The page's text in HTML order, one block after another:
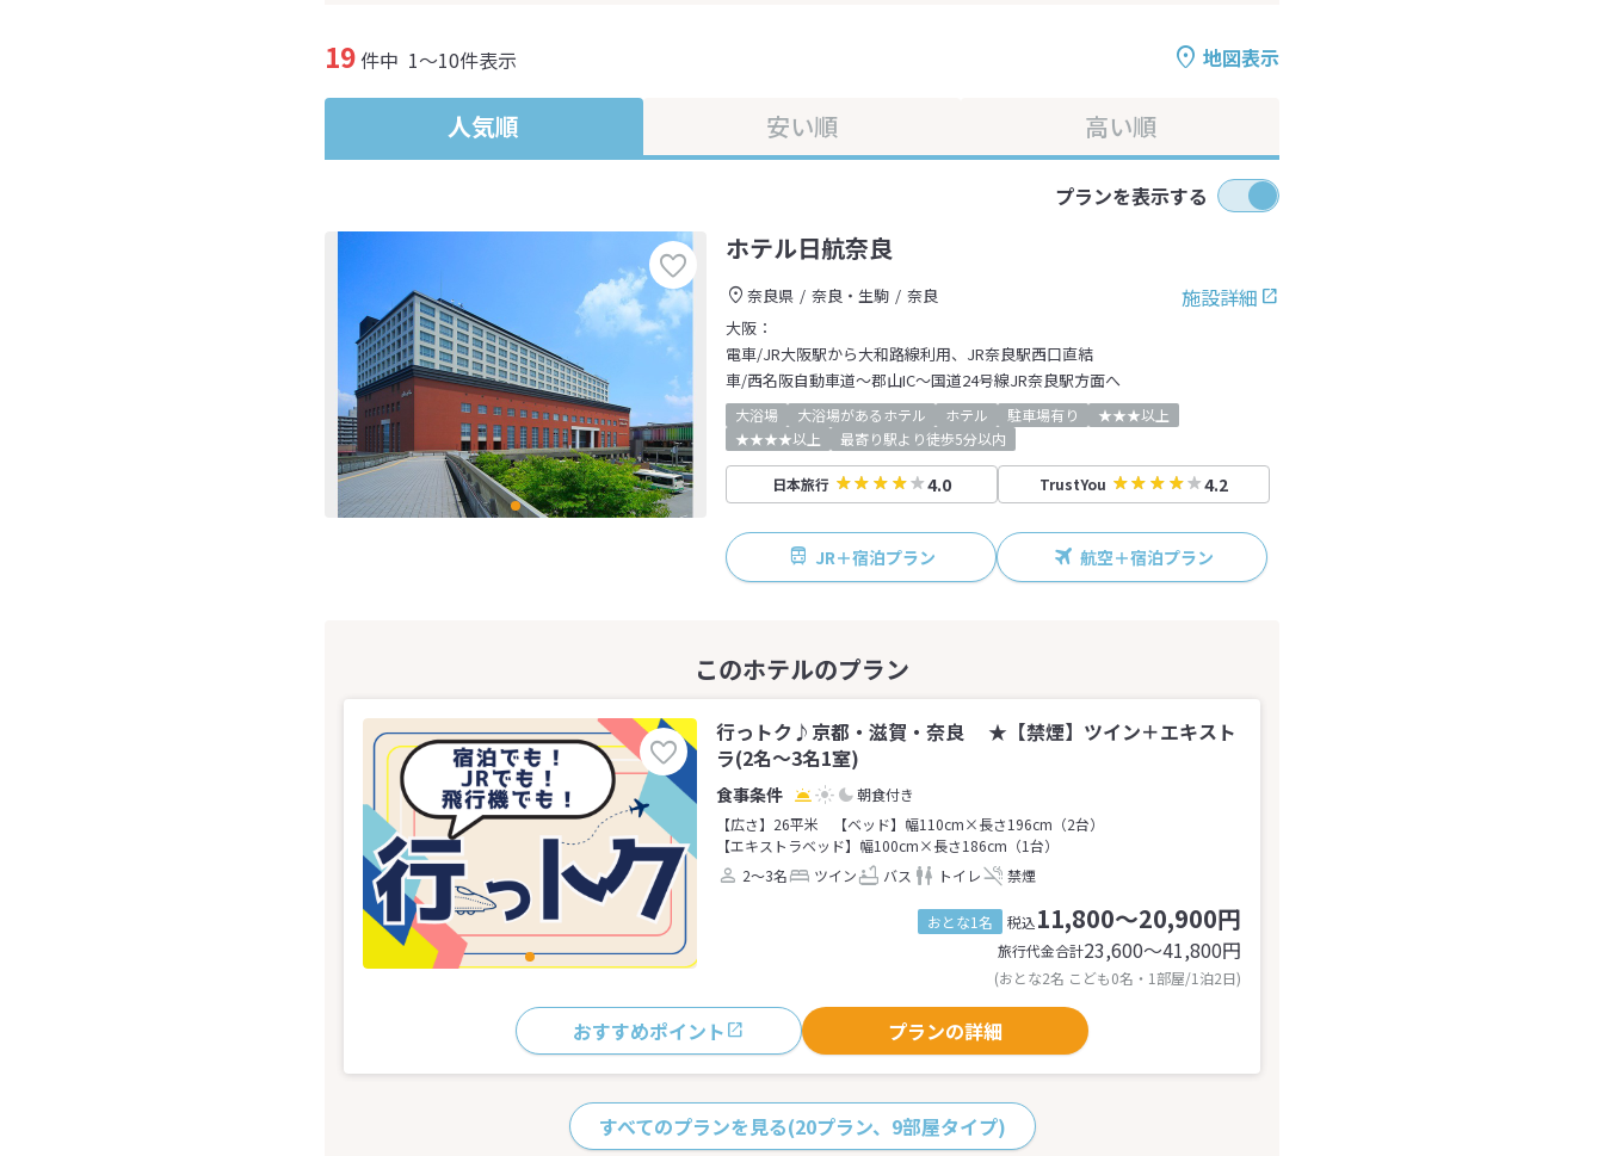
地図表示
19件中 1～10件表示
人気順 安い順 高い順
プランを表示する
ホテル日航奈良
施設詳細
奈良県 奈良・生駒
奈良
大阪：
電車/JR大阪駅から大和路線利用、JR奈良駅西口直結
車/西名阪自動車道～郡山IC～国道24号線JR奈良駅方面へ
大浴場 大浴場があるホテル ホテル 駐車場有り
★★★以上
★★★★以上
最寄り駅より徒歩5分以内
日本旅行 4.0 TrustYou 4.2
JR＋宿泊プラン 航空＋宿泊プラン
行っトク♪京都・滋賀・奈良 ★【禁煙】ツイン＋エキスト
ラ(2名～3名1室)
朝食付き
【広さ】26平米
【ベッド】幅110cm×長さ196cm（2台）
【エキストラベッド】幅100cm×長さ186cm（1台）
2～3名
ツイン バス トイレ 禁煙
おとな1名 税込11,800～20,900円
旅行代金合計23,600〜41,800円
(おとな2名 こども0名・1部屋/1泊2日)
おすすめポイント プランの詳細
すべてのプランを見る(20プラン、9部屋タイプ)